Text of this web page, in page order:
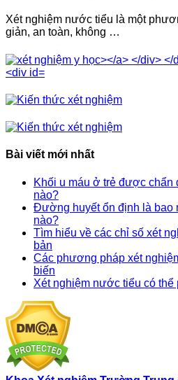
Xét nghiệm nước tiểu là một
giản, an toàn, không …
Bài viết mới nhất
Khối u máu ở trẻ được chẩn
nào?
Đường huyết ổn định là bao
nào?
Tìm hiểu về các chỉ số xét
bản
Các phương pháp xét
biến
Xét nghiệm nước tiểu có